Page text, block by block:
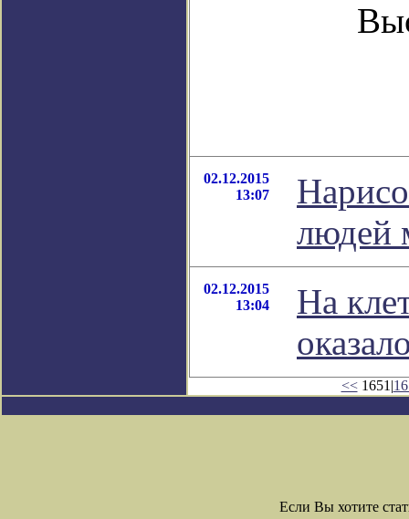
02.12.2015
13:07
людей
02.12.2015
13:04
На
<<1651|
Если Вы хотите